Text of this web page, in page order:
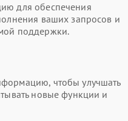
для обеспечения
ваших запросов и
поддержки.
чтобы улучшать
новые функции и